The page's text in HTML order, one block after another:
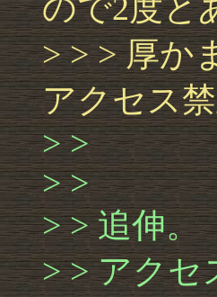
ので2度と
> > > 厚か
アクセス
> >
> >
> > 追伸。
> > アクセ